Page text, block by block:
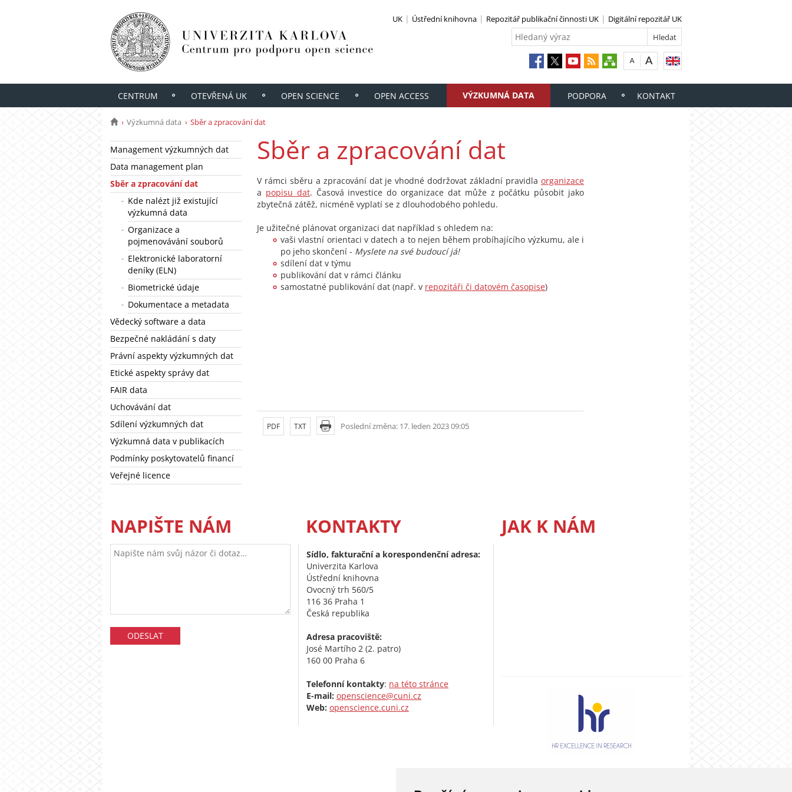
UK Ústřední knihovna Repozitář publikační činnosti UK Digitální repozitář UK
CENTRUM OTEVŘENÁ UK OPEN SCIENCE OPEN ACCESS VÝZKUMNÁ DATA PODPORA KONTAKT
Výzkumná data Sběr a zpracování dat
Management výzkumných dat
Data management plan
Sběr a zpracování dat
Kde nalézt již existující
výzkumná data
Organizace a
pojmenovávání souborů
Elektronické laboratorní
deníky (ELN)
Biometrické údaje
Dokumentace a metadata
Vědecký software a data
Bezpečné nakládání s daty
Právní aspekty výzkumných dat
Etické aspekty správy dat
FAIR data
Uchovávání dat
Sdílení výzkumných dat
Výzkumná data v publikacích
Podmínky poskytovatelů financí
Veřejné licence
Sběr a zpracování dat
V rámci sběru a zpracování dat je vhodné dodržovat základní pravidla organizace
a popisu dat. Časová investice do organizace dat může z počátku působit jako
zbytečná zátěž, nicméně vyplatí se z dlouhodobého pohledu.
Je užitečné plánovat organizaci dat například s ohledem na:
vaši vlastní orientaci v datech a to nejen během probíhajícího výzkumu, ale i
po jeho skončení - Myslete na své budoucí já!
sdílení dat v týmu
publikování dat v rámci článku
samostatné publikování dat (např. v repozitáři či datovém časopise)
Poslední změna: 17. leden 2023 09:05
PDF TXT
NAPIŠTE NÁM KONTAKTY
Sídlo, fakturační a korespondenční adresa:
Univerzita Karlova
Ústřední knihovna
Ovocný trh 560/5
116 36 Praha 1
Česká republika
Adresa pracoviště:
José Martího 2 (2. patro)
160 00 Praha 6
Telefonní kontakty: na této stránce
E-mail: openscience@cuni.cz
Web: openscience.cuni.cz
JAK K NÁM